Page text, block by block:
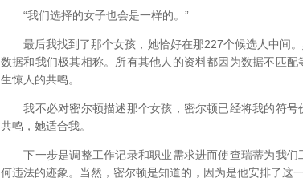
“我们选择的女子也会是一样的。”
最后我找到了那个女孩，她恰好在那227个候选人中间。
数据和我们极其相称。所有其他人的资料都因为数据不匹
生惊人的共鸣。
我不必对密尔顿描述那个女孩，密尔顿已经将我的符号
共鸣，她适合我。
下一步是调整工作记录和职业需求进而使查瑞蒂为我们
何违法的迹象。当然，密尔顿是知道的，因为是他安排了这